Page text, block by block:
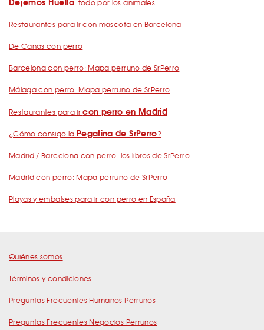
: todo por los animales
Restaurantes para ir con mascota en Barcelona
De Cañas con perro
Barcelona con perro: Mapa perruno de SrPerro
Málaga con perro: Mapa perruno de SrPerro
Restaurantes para ircon perro en Madrid
¿Cómo consigo la Pegatina de SrPerro?
Madrid / Barcelona con perro: los libros de SrPerro
Madrid con perro: Mapa perruno de SrPerro
Playas y embalses para ir con perro en España
Quiénes somos
Términos y condiciones
Preguntas Frecuentes Humanos Perrunos
Preguntas Frecuentes Negocios Perrunos